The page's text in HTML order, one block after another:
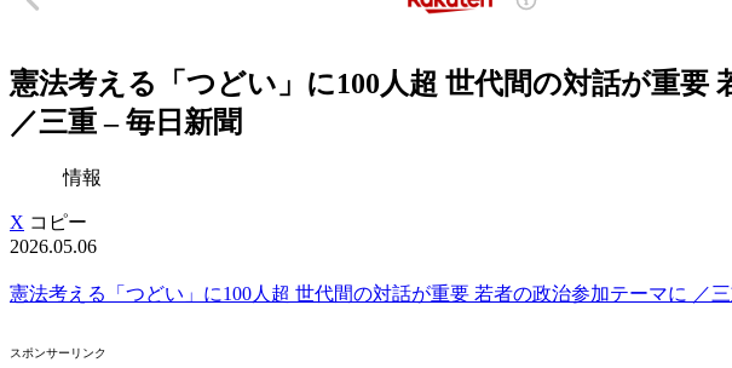
憲法考える「つどい」に100人超 世代間の対話が重要
／三重 – 毎日新聞
情報
X コピー
2026.05.06
憲法考える「つどい」に100人超 世代間の対話が重要 若者の政治参加テーマに ／
スポンサーリンク